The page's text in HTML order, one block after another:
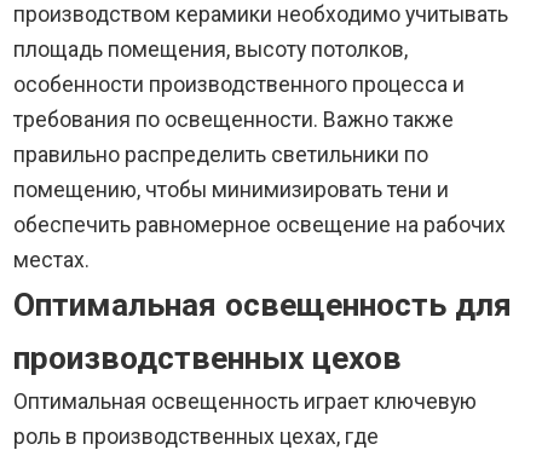
производством керамики необходимо учитывать
площадь помещения, высоту потолков,
особенности производственного процесса и
требования по освещенности. Важно также
правильно распределить светильники по
помещению, чтобы минимизировать тени и
обеспечить равномерное освещение на рабочих
местах.
Оптимальная освещенность для
производственных цехов
Оптимальная освещенность играет ключевую
роль в производственных цехах, где